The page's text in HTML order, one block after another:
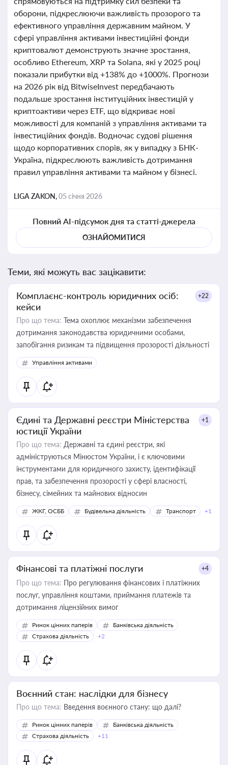
оборони, підкреслюючи важливість прозорого та
ефективного управління державним майном. У
сфері управління активами інвестиційні фонди
криптовалют демонструють значне зростання,
особливо Ethereum, XRP та Solana, які у 2025 році
показали прибутки від +138% до +1000%. Прогнози
на 2026 рік від BitwiseInvest передбачають
подальше зростання інституційних інвестицій у
криптоактиви через ETF, що відкриває нові
можливості для компаній з управління активами та
інвестиційних фондів. Водночас судові рішення
щодо корпоративних спорів, як у випадку з БНК-
Україна, підкреслюють важливість дотримання
правил управління активами та майном у бізнесі.
LIGA ZAKON,05 січня 2026
Повний AI-підсумок дня та статті-джерела
ОЗНАЙОМИТИСЯ
Теми, які можуть вас зацікавити:
Комплаєнс-контроль юридичних осіб:
кейси
+22
Про що тема: Тема охоплює механізми забезпечення
дотримання законодавства юридичними особами,
запобігання ризикам та підвищення прозорості діяльності
Управління активами
Єдині та Державні реєстри Міністерства
юстиції України
+1
Про що тема: Державні та єдині реєстри, які
адмініструються Мінюстом України, і є ключовими
інструментами для юридичного захисту, ідентифікації
прав, та забезпечення прозорості у сфері власності,
бізнесу, сімейних та майнових відносин
ЖКГ, ОСББ Будівельна діяльність Транспорт +1
Фінансові та платіжні послуги +4
Про що тема: Про регулювання фінансових і платіжних
послуг, управління коштами, приймання платежів та
дотримання ліцензійних вимог
Ринок цінних паперів
Банківська діяльність
Страхова діяльність
+2
Воєнний стан: наслідки для бізнесу
Про що тема: Введення воєнного стану: що далі?
Ринок цінних паперів
Банківська діяльність
Страхова діяльність
+11